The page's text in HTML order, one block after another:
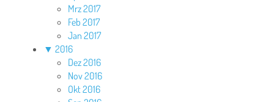
Mrz 2017
Feb 2017
Jan 2017
▼ 2016
Dez 2016
Nov 2016
Okt 2016